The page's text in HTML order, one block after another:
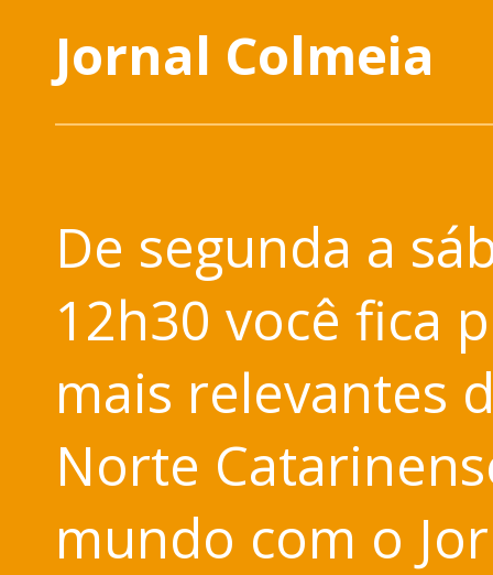
Jornal Colmeia
De segunda a
12h30 você fica
mais relevantes
Norte
mundo com o